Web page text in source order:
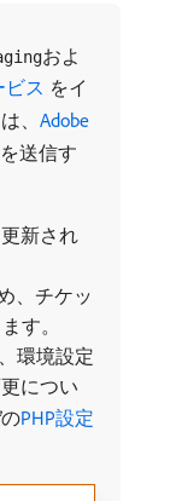
およ
ビス をイ
、 Adobe
を送信す
新され
、チケッ
す。
環境設定
につい
​のPHP設定